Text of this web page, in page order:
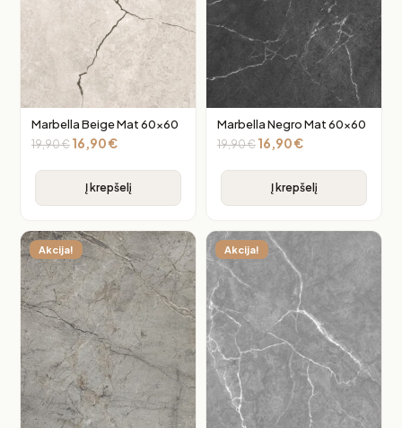
Marbella Beige Mat 60×60
19,90€ 16,90€
Į krepšelį
Marbella Negro Mat 60×60
19,90€ 16,90€
Į krepšelį
Akcija! Akcija!